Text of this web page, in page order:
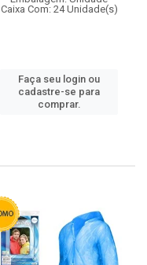
Caixa Com: 24 Unidade(s)
Faça seu login ou
cadastre-se para
comprar.